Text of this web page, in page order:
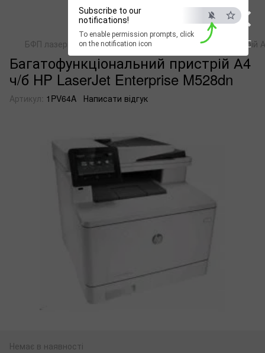
×
ESC
Subscribe to our
notifications!
To enable permission prompts, click
on the notification icon
БФП лазерні монохромні Багатофункціональний
Багатофункціональний пристрій А4
ч/б HP LaserJet Enterprise M528dn
Артикул: 1PV64A Написати відгук
Немає в наявності